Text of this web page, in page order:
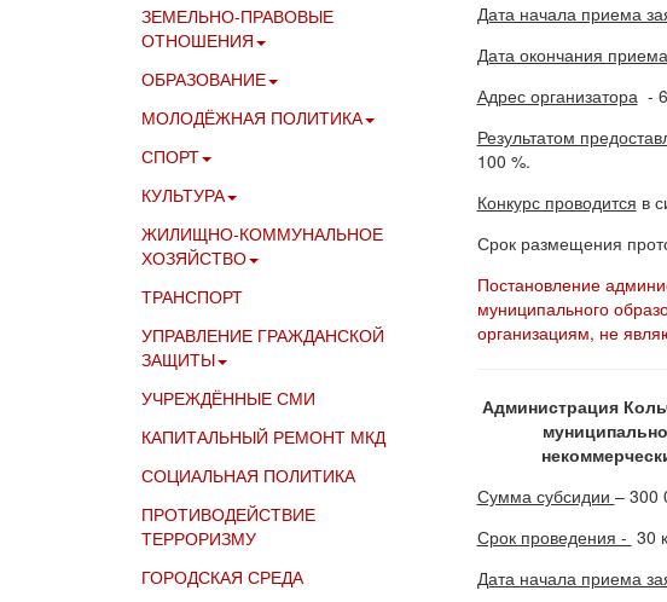
Дата начала приема
Дата окончания
Адрес организатора-
Результатом
100 %.
Конкурс проводится в
Срок размещения
Постановление
муниципального
организациям, не
Администрация
Сумма субсидии – 300
Срок проведения - 30
Дата начала приема
ЗЕМЕЛЬНО-ПРАВОВЫЕ
ОТНОШЕНИЯ
ОБРАЗОВАНИЕ
МОЛОДЁЖНАЯ ПОЛИТИКА
СПОРТ
КУЛЬТУРА
ЖИЛИЩНО-КОММУНАЛЬНОЕ
ХОЗЯЙСТВО
ТРАНСПОРТ
УПРАВЛЕНИЕ ГРАЖДАНСКОЙ
ЗАЩИТЫ
УЧРЕЖДЁННЫЕ СМИ
КАПИТАЛЬНЫЙ РЕМОНТ МКД
СОЦИАЛЬНАЯ ПОЛИТИКА
ПРОТИВОДЕЙСТВИЕ
ТЕРРОРИЗМУ
ГОРОДСКАЯ СРЕДА